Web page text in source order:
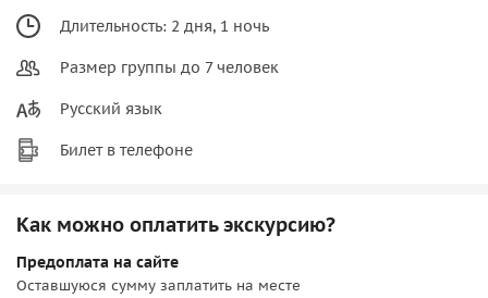
Длительность: 2 дня, 1 ночь
Размер группы до 7 человек
Русский язык
Билет в телефоне
Как можно оплатить экскурсию?
Предоплата на сайте
Оставшуюся сумму заплатить на месте